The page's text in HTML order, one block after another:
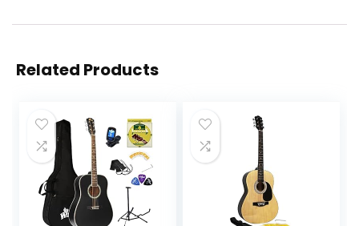
Related Products